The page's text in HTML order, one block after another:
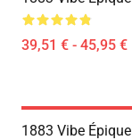
39,51 € - 45,95 €
1883 Vibe